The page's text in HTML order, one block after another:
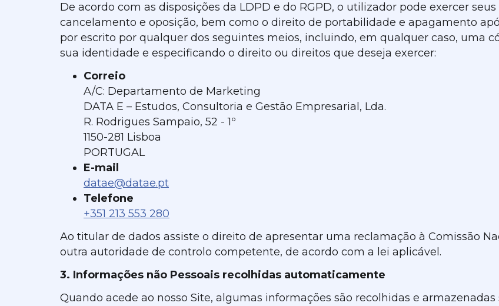
De acordo com as disposições da LDPD e do RGPD, o utilizador pode exercer
cancelamento e oposição, bem como o direito de portabilidade e apagamento
por escrito por qualquer dos seguintes meios, incluindo, em qualquer caso, uma
sua identidade e especificando o direito ou direitos que deseja exercer:
Correio
A/C: Departamento de Marketing
DATA E – Estudos, Consultoria e Gestão Empresarial, Lda.
R. Rodrigues Sampaio, 52 - 1º
1150-281 Lisboa
PORTUGAL
E-mail
datae@datae.pt
Telefone
+351 213 553 280
Ao titular de dados assiste o direito de apresentar uma reclamação à Comissão
outra autoridade de controlo competente, de acordo com a lei aplicável.
3. Informações não Pessoais recolhidas automaticamente
Quando acede ao nosso Site, algumas informações são recolhidas e